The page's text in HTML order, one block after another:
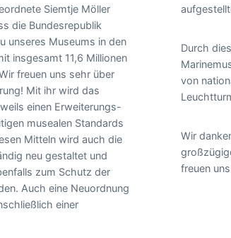
Siemtje Möller
die Bundesrepublik
unseres Museums in den
insgesamt 11,6 Millionen
freuen uns sehr über
Mit ihr wird das
einen Erweiterungs-
musealen Standards
Mitteln wird auch die
neu gestaltet und
zum Schutz der
Auch eine Neuordnung
einer
Durch
von
Wir
freuen